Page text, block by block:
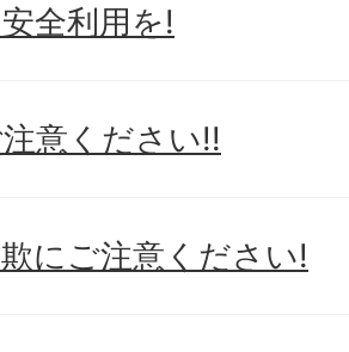
全利用を!
意ください!!
にご注意ください!